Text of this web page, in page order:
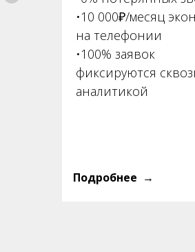
•10 000₽/месяц
на телефонии
•100% заявок
фиксируются
аналитикой
Подробнее